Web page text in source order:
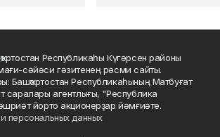
Республикаһы Күгәрсен районы
сәйәси гәзитенең рәсми сайты.
Башҡортостан Республикаһының Матбуғат
саралары агентлығы, "Республика
йорто акционерҙар йәмғиәте.
персональных данных